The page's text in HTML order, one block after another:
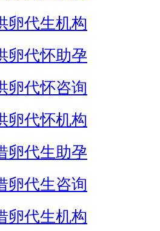
卵代生机构
卵代怀助孕
卵代怀咨询
卵代怀机构
卵代生助孕
卵代生咨询
卵代生机构